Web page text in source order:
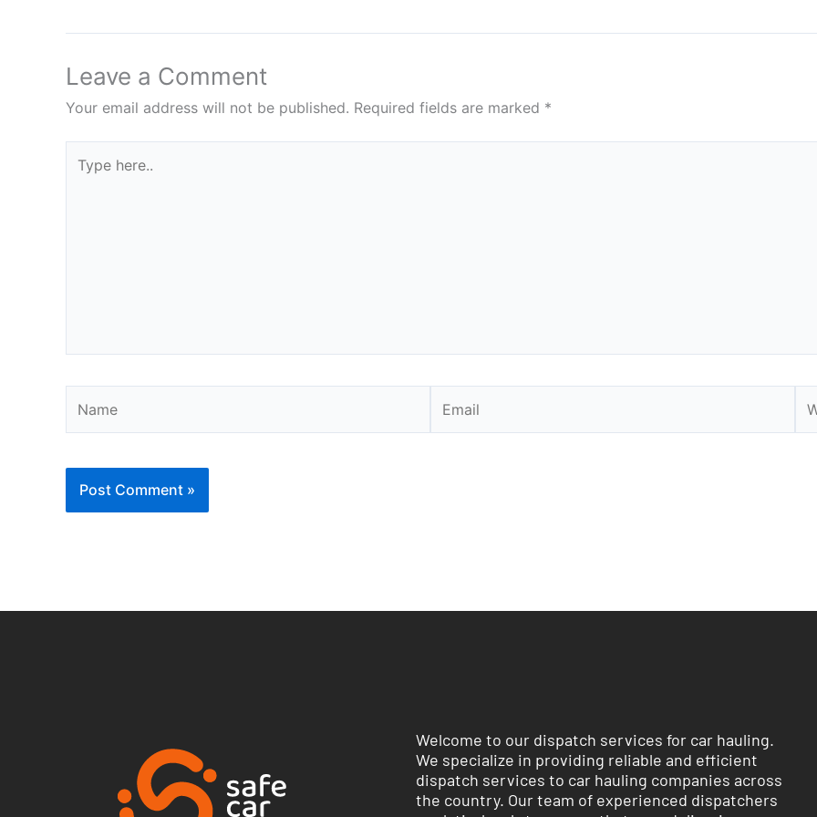
Leave a Comment
Your email address will not be published. Required fields are marked *
here..
Welcome to our dispatch services for car hauling.
We specialize in providing reliable and efficient
dispatch services to car hauling companies across
the country. Our team of experienced dispatchers